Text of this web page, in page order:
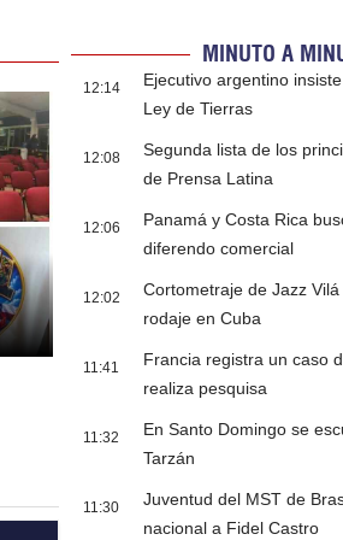
MINUTO A
12:14
Ejecutivo argentino
Ley de Tierras
12:08
Segunda lista de los
de Prensa Latina
12:06
Panamá y Costa Rica
diferendo comercial
12:02
Cortometraje de Jazz
rodaje en Cuba
11:41
Francia registra un caso
realiza pesquisa
11:32
En Santo Domingo se
Tarzán
11:30
Juventud del MST de
nacional a Fidel Castro